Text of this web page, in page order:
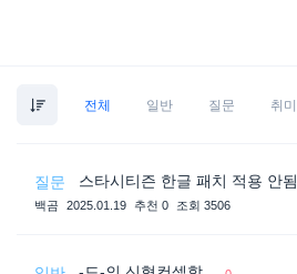
전체 일반 질문 취미
질문 스타시티즌 한글 패치 적용 안됨
백곰 2025.01.19 추천 0 조회 3506